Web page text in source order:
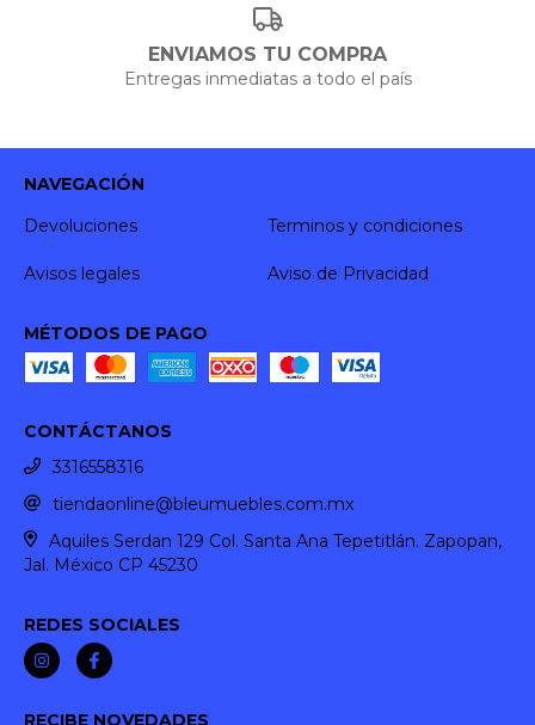
ENVIAMOS TU COMPRA
Entregas inmediatas a todo el país
NAVEGACIÓN
Devoluciones
Terminos y condiciones
Avisos legales Aviso de Privacidad
MÉTODOS DE PAGO
CONTÁCTANOS
3316558316
tiendaonline@bleumuebles.com.mx
Aquiles Serdan 129 Col. Santa Ana Tepetitlán. Zapopan,
Jal. México CP 45230
REDES SOCIALES